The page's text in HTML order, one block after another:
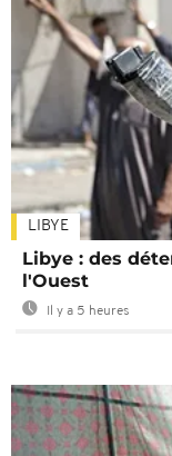
LIBYE
Libye : des
l'Ouest
Il y a 5 heures